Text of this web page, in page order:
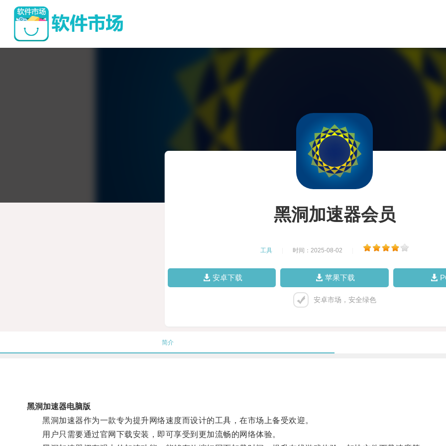
黑洞加速器会员
工具 时间：2025-08-02
安卓下载 苹果下载
安卓市场，安全绿色
简介
黑洞加速器电脑版
黑洞加速器作为一款专为提升网络速度而设计的工具，在市场上备受欢迎。
用户只需要通过官网下载安装，即可享受到更加流畅的网络体验。